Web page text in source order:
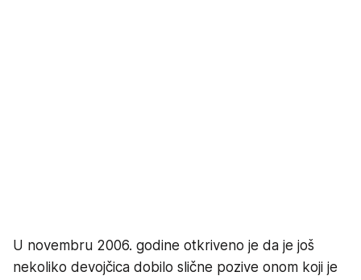
U novembru 2006. godine otkriveno je da je još
nekoliko devojčica dobilo slične pozive onom koji je